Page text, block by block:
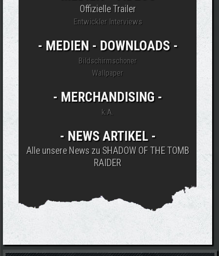
Offizielle Trailer
Entwickler Interviews
- MEDIEN - DOWNLOADS -
Bildschirmschoner
Wallpaper
- MERCHANDISING -
k.A.
- NEWS ARTIKEL -
Alle unsere News zu SHADOW OF THE TOMB
RAIDER